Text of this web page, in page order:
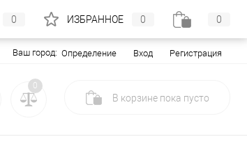
Ваш город: Определение Вход Регистрация
0
В корзине пока пусто
0 ИЗБРАННОЕ 0 0